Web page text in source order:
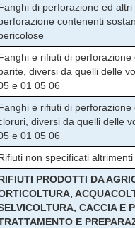
di perforazione ed altri
contenenti
e rifiuti di perforazione
diversi da quelli delle
e 01 05 06
e rifiuti di perforazione
diversi da quelli delle
e 01 05 06
non specificati altrimenti
PRODOTTI DA
CACCIA E
E